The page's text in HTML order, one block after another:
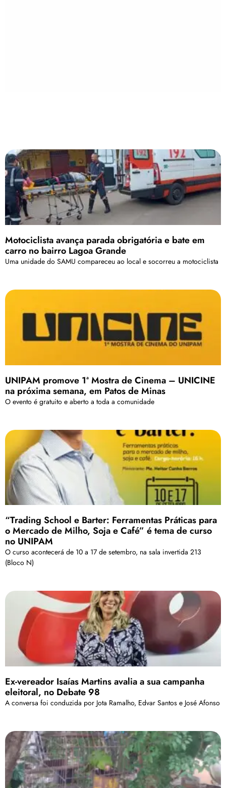
Motociclista avança parada obrigatória e bate em
carro no bairro Lagoa Grande
Uma unidade do SAMU compareceu ao local e socorreu a motociclista
UNIPAM promove 1ª Mostra de Cinema – UNICINE
na próxima semana, em Patos de Minas
O evento é gratuito e aberto a toda a comunidade
“Trading School e Barter: Ferramentas Práticas para
o Mercado de Milho, Soja e Café” é tema de curso
no UNIPAM
O curso acontecerá de 10 a 17 de setembro, na sala invertida 213
(Bloco N)
Ex-vereador Isaías Martins avalia a sua campanha
eleitoral, no Debate 98
A conversa foi conduzida por Jota Ramalho, Edvar Santos e José Afonso